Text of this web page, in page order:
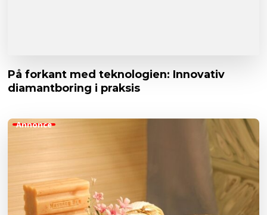
På forkant med teknologien: Innovativ
diamantboring i praksis
Annonce